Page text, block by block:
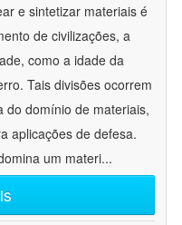
e sintetizar materiais é
de civilizações, a
como a idade da
Tais divisões ocorrem
do domínio de materiais,
aplicações de defesa.
um materi...